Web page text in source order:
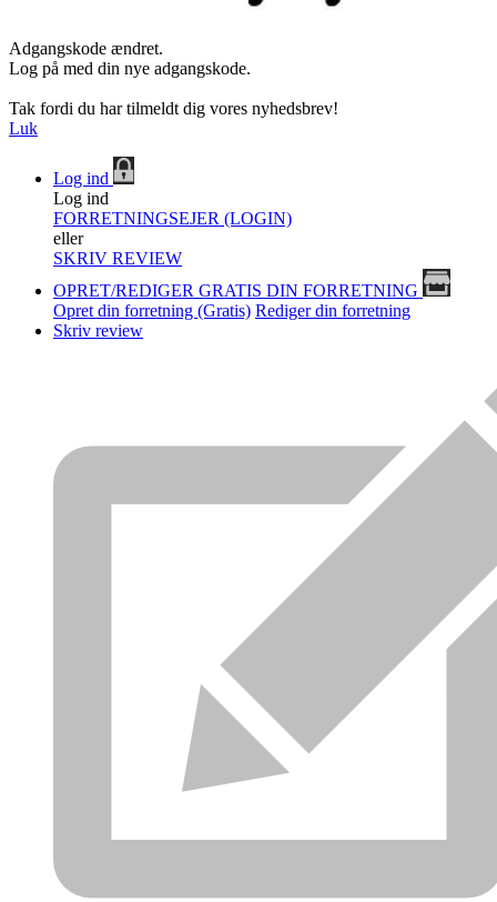
Adgangskode ændret.
Log på med din nye adgangskode.
Tak fordi du har tilmeldt dig vores nyhedsbrev!
Luk
Log ind
Log ind
FORRETNINGSEJER (LOGIN)
eller
SKRIV REVIEW
OPRET/REDIGER GRATIS DIN FORRETNING
Opret din forretning (Gratis) Rediger din forretning
Skriv review